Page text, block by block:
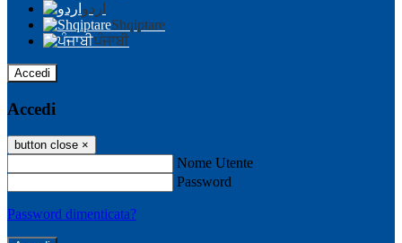
اردو
Shqiptare
ਪੰਜਾਬੀ
Accedi
Accedi
button close ×
Nome Utente
Password
Password dimenticata?